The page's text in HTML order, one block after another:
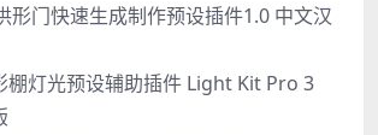
形门快速生成制作预设插件1.0 中文汉
棚灯光预设辅助插件 Light Kit Pro 3